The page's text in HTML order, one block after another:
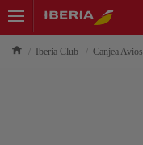
Iberia Club Canjea Avios